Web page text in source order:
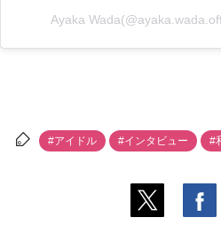
Ayaka
#アイドル #インタビュー #